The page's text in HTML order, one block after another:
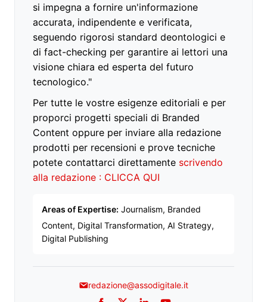
si impegna a fornire un'informazione
accurata, indipendente e verificata,
seguendo rigorosi standard deontologici e
di fact-checking per garantire ai lettori una
visione chiara ed esperta del futuro
tecnologico."
Per tutte le vostre esigenze editoriali e per
proporci progetti speciali di Branded
Content oppure per inviare alla redazione
prodotti per recensioni e prove tecniche
potete contattarci direttamente scrivendo
alla redazione : CLICCA QUI
Areas of Expertise: Journalism, Branded
Content, Digital Transformation, AI Strategy,
Digital Publishing
redazione@assodigitale.it